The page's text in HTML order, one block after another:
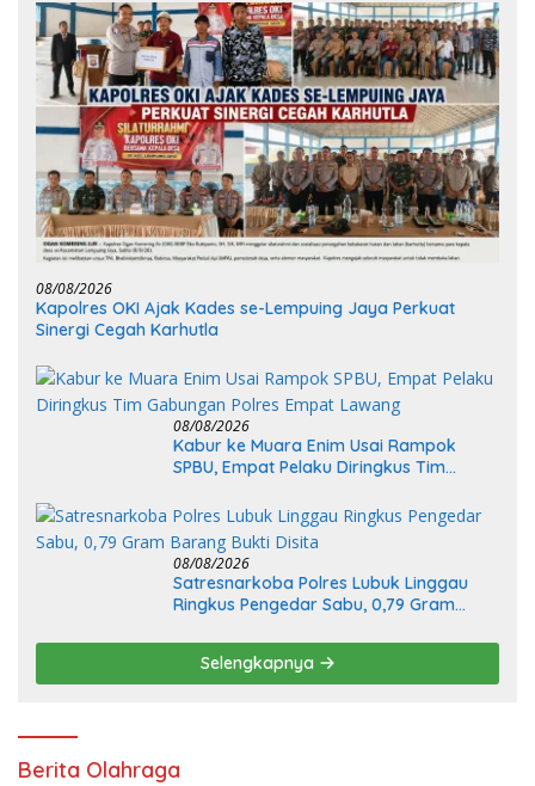
08/08/2026
Kapolres OKI Ajak Kades se-Lempuing Jaya Perkuat
Sinergi Cegah Karhutla
08/08/2026
Kabur ke Muara Enim Usai Rampok
SPBU, Empat Pelaku Diringkus Tim
08/08/2026
Satresnarkoba Polres Lubuk Linggau
Ringkus Pengedar Sabu, 0,79 Gram
Selengkapnya
Berita Olahraga